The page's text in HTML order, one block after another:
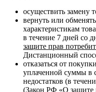
осуществить замену
вернуть или
характеристикам
в течение 7 дней со
защите прав
Дистанционный
отказаться от
уплаченной суммы в
недостатков (в
(Закон РФ «О защите